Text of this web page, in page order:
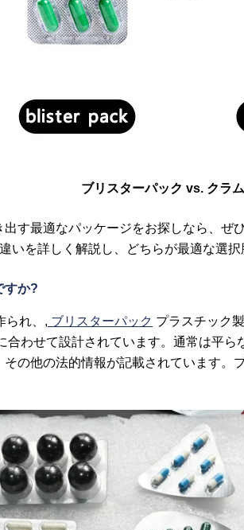
ブリスターパック vs. クラ
す最適なパッケージをお探しなら、ぜ
いを詳しく解説し、どちらが最適な選
すか?
られ、, ブリスターパック プラスチック
合わせて設計されています。通常は平
その他の法的情報が記載されています。